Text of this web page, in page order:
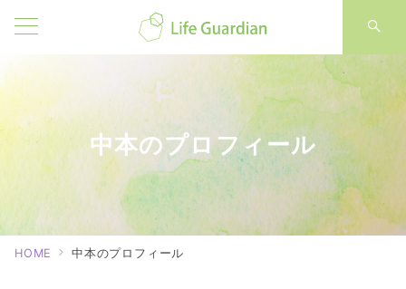
中本のプロフィール
HOME 中本のプロフィール